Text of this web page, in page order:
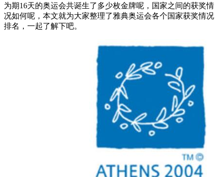
为期16天的奥运会共诞生了多少枚金牌呢，国家之间的获奖情
况如何呢，本文就为大家整理了雅典奥运会各个国家获奖情况
排名，一起了解下吧。